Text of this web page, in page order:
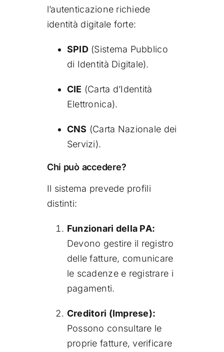
l’autenticazione richiede
identità digitale forte:
SPID(Sistema Pubblico
di Identità Digitale).
CIE (Carta d’Identità
Elettronica).
CNS (Carta Nazionale dei
Servizi).
Chi può accedere?
Il sistema prevede profili
distinti:
Funzionari della PA:
Devono gestire il registro
delle fatture, comunicare
le scadenze e registrare i
pagamenti.
Creditori (Imprese):
Possono consultare le
proprie fatture, verificare